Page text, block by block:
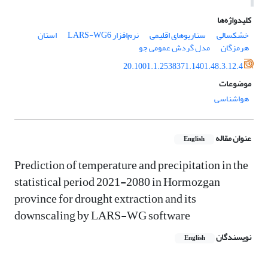
کلیدواژه‌ها
خشکسالی
سناریوهای اقلیمی نرم‌افزار LARS-WG6 استان
هرمزگان
مدل گردش عمومی جو
20.1001.1.2538371.1401.48.3.12.4
موضوعات
هواشناسی
عنوان مقاله English
Prediction of temperature and precipitation in the
statistical period 2021-2080 in Hormozgan
province for drought extraction and its
downscaling by LARS-WG software
نویسندگان English